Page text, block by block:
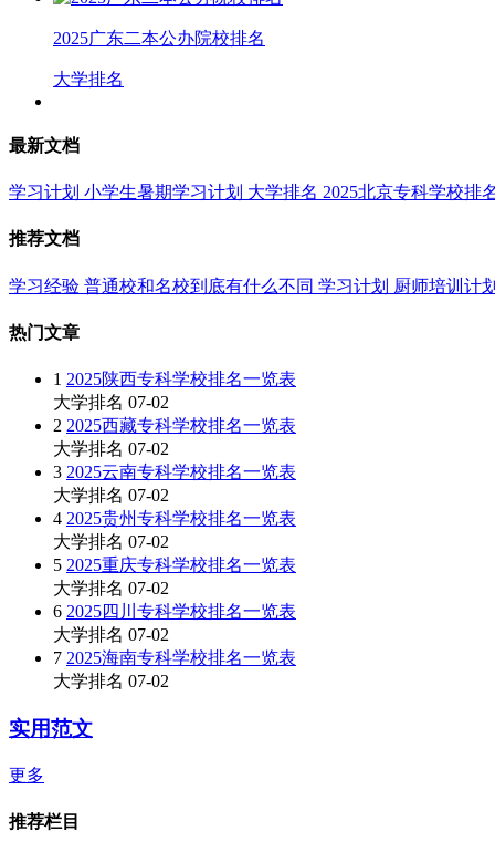
2025广东二本公办院校排名
大学排名
最新文档
学习计划 小学生暑期学习计划 大学排名 2025北京专科学校排
推荐文档
学习经验 普通校和名校到底有什么不同 学习计划 厨师培训计
热门文章
1 2025陕西专科学校排名一览表
大学排名 07-02
2 2025西藏专科学校排名一览表
大学排名 07-02
3 2025云南专科学校排名一览表
大学排名 07-02
4 2025贵州专科学校排名一览表
大学排名 07-02
5 2025重庆专科学校排名一览表
大学排名 07-02
6 2025四川专科学校排名一览表
大学排名 07-02
7 2025海南专科学校排名一览表
大学排名 07-02
实用范文
更多
推荐栏目